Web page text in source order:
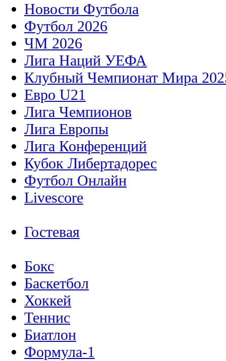
Новости Футбола
Футбол 2026
ЧМ 2026
Лига Наций УЕФА
Клубный Чемпионат Мира
Евро U21
Лига Чемпионов
Лига Европы
Лига Конференций
Кубок Либертадорес
Футбол Онлайн
Livescore
Гостевая
Бокс
Баскетбол
Хоккей
Теннис
Биатлон
Формула-1